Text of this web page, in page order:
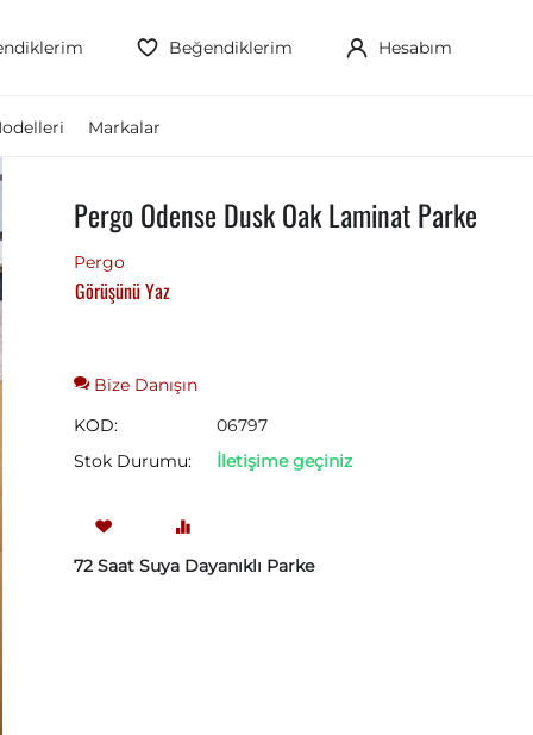
Beğendiklerim Hesabım
Markalar
Pergo Odense Dusk Oak Laminat Parke
Pergo
Görüşünü Yaz
Bize Danışın
KOD:
06797
Stok Durumu:
İletişime geçiniz
72 Saat Suya Dayanıklı Parke